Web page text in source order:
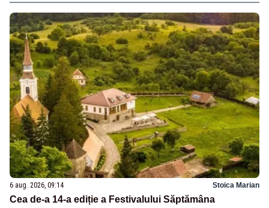
6 aug. 2026, 09:14 Stoica Marian
Cea de-a 14-a ediție a Festivalului Săptămâna